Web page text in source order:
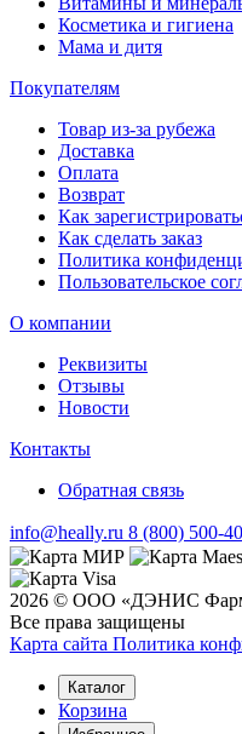
Косметика и гигиена
Мама и дитя
Покупателям
Товар из-за рубежа
Доставка
Оплата
Возврат
Как
Как сделать заказ
Политика
Пользовательское
О компании
Реквизиты
Отзывы
Новости
Контакты
Обратная связь
info@heally.ru 8 (800) 500-
2026 © ООО «ДЭНИС
Все права защищены
Карта сайта Политика
Каталог
Корзина